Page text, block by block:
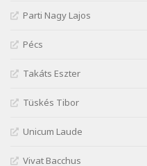
József Attila: Ne
Szélkiáltó
Szélkiáltó
József Attila:
Parti Nagy Lajos
Pécs
Takáts Eszter
Tüskés Tibor
Unicum Laude
Vivat Bacchus